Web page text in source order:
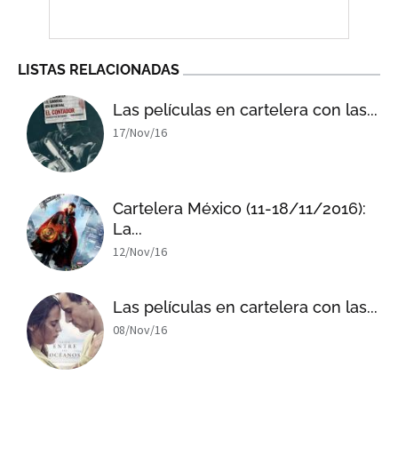
LISTAS RELACIONADAS
Las películas en cartelera con las...
17/Nov/16
Cartelera México (11-18/11/2016):
La...
12/Nov/16
Las películas en cartelera con las...
08/Nov/16